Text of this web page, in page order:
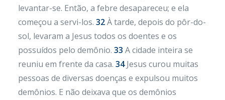
levantar-se. Então, a febre desapareceu; e ela
começou a servi-los. 32À tarde, depois do pôr-do-
sol, levaram a Jesus todos os doentes e os
possuídos pelo demônio. 33 A cidade inteira se
reuniu em frente da casa. 34Jesus curou muitas
pessoas de diversas doenças e expulsou muitos
demônios. E não deixava que os demônios